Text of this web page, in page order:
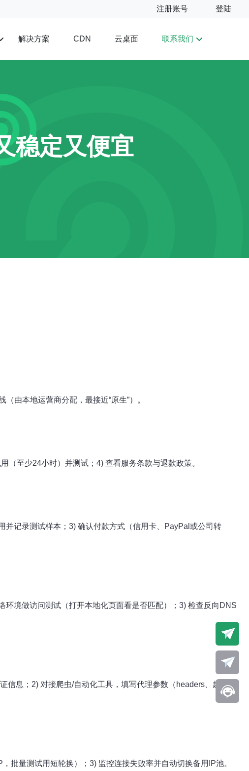
注册账号 登陆
解决方案 CDN 云桌面 联系我们
稳定又便宜
由本地运营商分配，最接近“原生”）。
（至少24小时）并测试；4) 查看服务条款与退款政策。
记录测试样本；3) 确认付款方式（信用卡、PayPal或公司转
境做访问测试（打开本地化页面看是否匹配）；3) 检查反向DNS
息；2) 对接爬虫/自动化工具，填写代理参数（headers、超时、
批量测试用短轮换）；3) 监控连接失败率并自动切换备用IP池。